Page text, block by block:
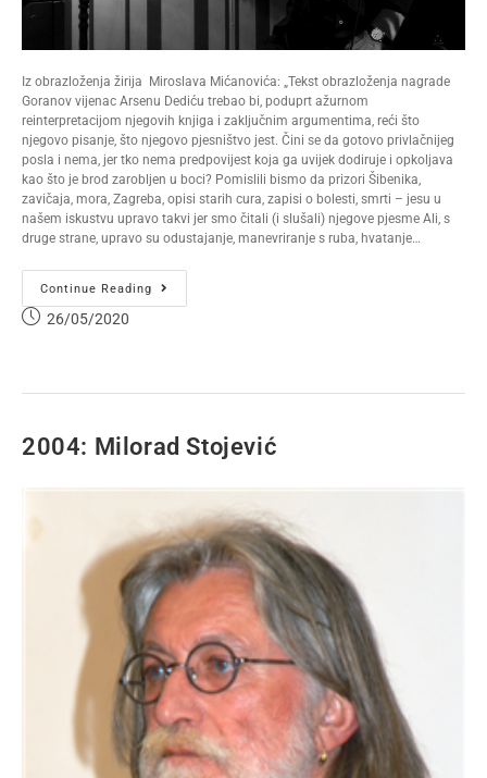
Iz obrazloženja žirija Miroslava Mićanovića: „Tekst obrazloženja nagrade
Goranov vijenac Arsenu Dediću trebao bi, poduprt ažurnom
reinterpretacijom njegovih knjiga i zaključnim argumentima, reći što
njegovo pisanje, što njegovo pjesništvo jest. Čini se da gotovo privlačnijeg
posla i nema, jer tko nema predpovijest koja ga uvijek dodiruje i opkoljava
kao što je brod zarobljen u boci? Pomislili bismo da prizori Šibenika,
zavičaja, mora, Zagreba, opisi starih cura, zapisi o bolesti, smrti – jesu u
našem iskustvu upravo takvi jer smo čitali (i slušali) njegove pjesme Ali, s
druge strane, upravo su odustajanje, manevriranje s ruba, hvatanje…
Continue Reading
26/05/2020
2004: Milorad Stojević